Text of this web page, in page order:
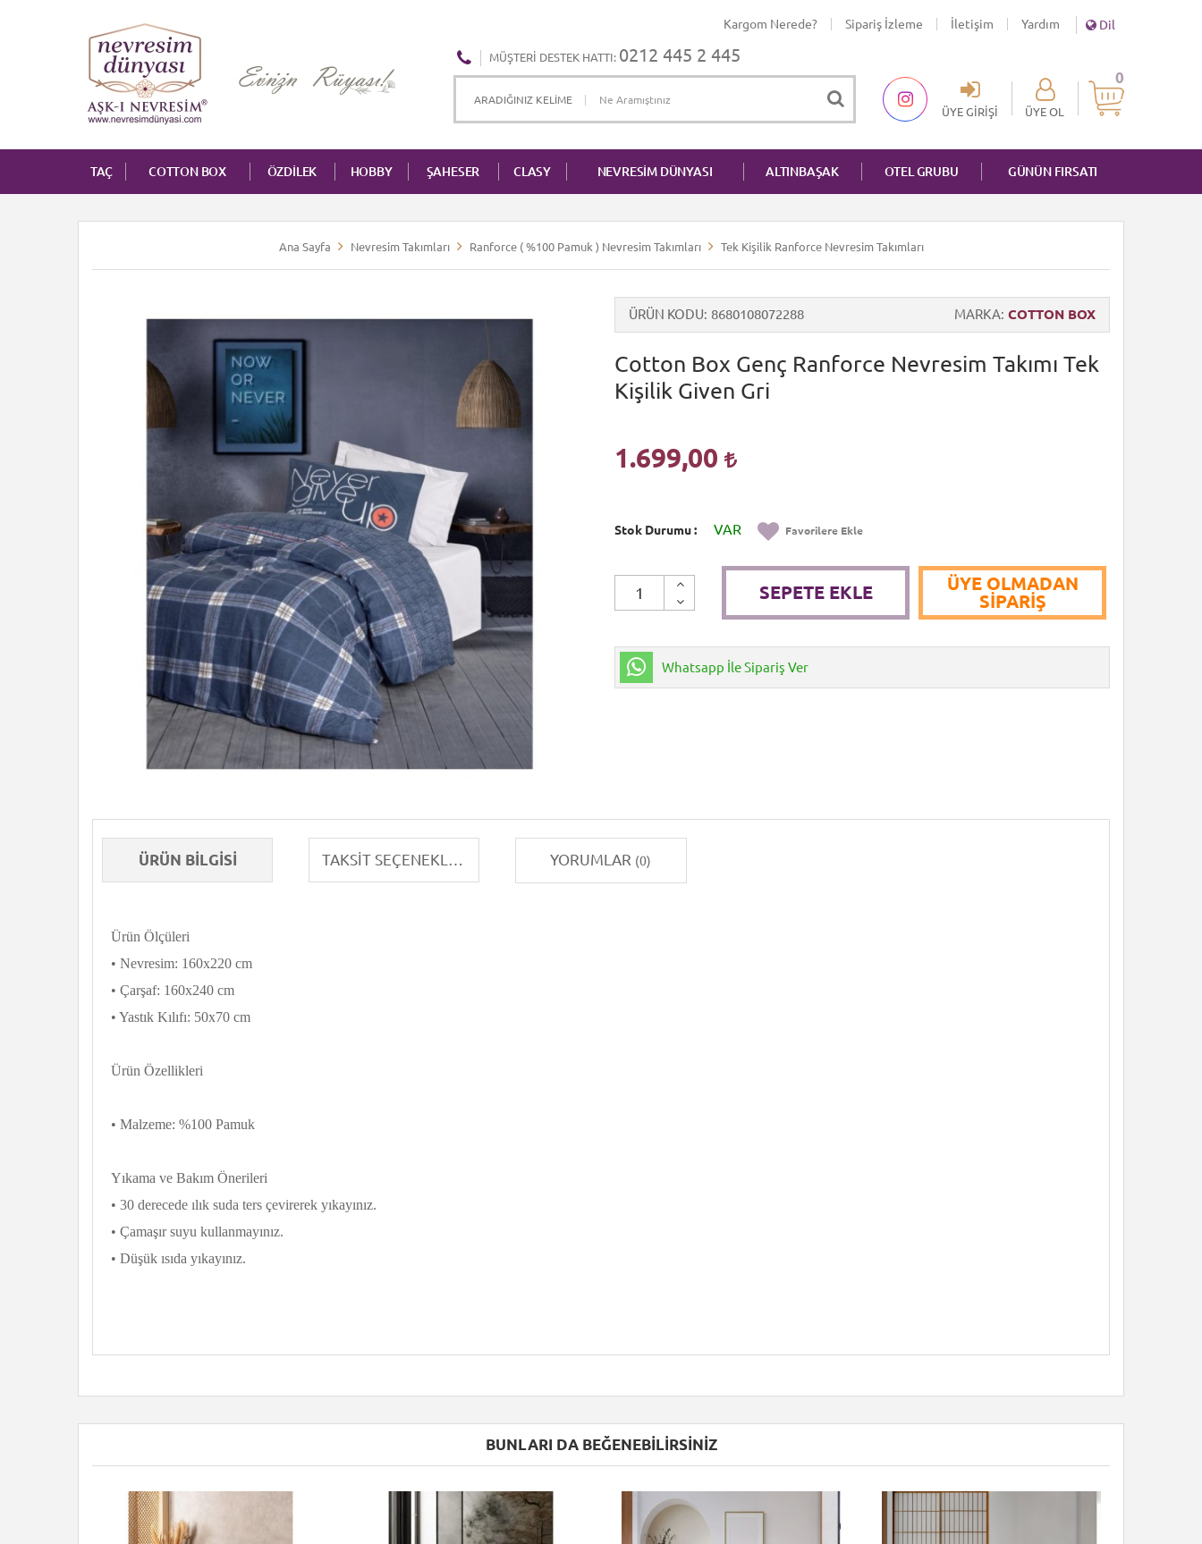
Kargom Nerede? Sipariş İzleme İletişim Yardım Dil
0
ÜYE GIRIŞI ÜYE OL
MÜŞTERI DESTEK HATTI: 0212 445 2 445
TAÇ COTTON BOX ÖZDİLEK HOBBY ŞAHESER CLASY NEVRESİM DÜNYASI ALTINBAŞAK OTEL GRUBU GÜNÜN FIRSATI
Ana Sayfa Nevresim Takımları Ranforce ( %100 Pamuk ) Nevresim Takımları Tek Kişilik Ranforce Nevresim Takımları
ÜRÜN KODU 8680108072288 MARKA COTTON BOX
Cotton Box Genç Ranforce Nevresim Takımı Tek
Kişilik Given Gri
1.699,00
Stok Durumu VAR Favorilere Ekle
SEPETE EKLE
ÜYE OLMADAN
SIPARIŞ
Whatsapp İle Sipariş Ver
ÜRÜN BILGISI TAKSIT SEÇENEKLERI YORUMLAR (0)
Ürün Ölçüleri
• Nevresim: 160x220 cm
• Çarşaf: 160x240 cm
• Yastık Kılıfı: 50x70 cm
Ürün Özellikleri
• Malzeme: %100 Pamuk
Yıkama ve Bakım Önerileri
• 30 derecede ılık suda ters çevirerek yıkayınız.
• Çamaşır suyu kullanmayınız.
• Düşük ısıda yıkayınız.
BUNLARI DA BEĞENEBILIRSINIZ